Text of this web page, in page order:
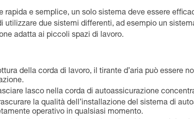
rapida e semplice, un solo sistema deve essere
utilizzare due sistemi differenti, ad esempio un
adatta ai piccoli spazi di lavoro.
della corda di lavoro, il tirante d’aria può essere
lasco nella corda di autoassicurazione
la qualità dell’installazione del sistema di
operativo in qualsiasi momento.